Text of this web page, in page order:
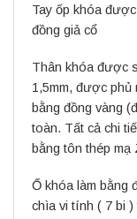
Tay ốp khóa
đồng giả cổ
Thân khóa được
1,5mm, được phủ
bằng đồng vàng
toàn. Tất cả chi
bằng tôn thép mạ
Ổ khóa làm bằng
chìa vi tính ( 7 bi )